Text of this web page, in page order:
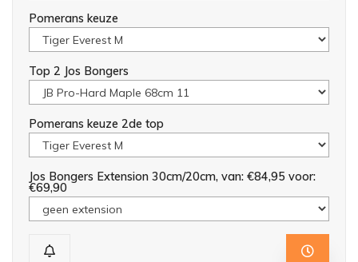
Pomerans keuze
Top 2 Jos Bongers
Pomerans keuze 2de top
Jos Bongers Extension 30cm/20cm, van: €84,95 voor:
€69,90